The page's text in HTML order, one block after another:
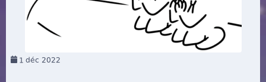
1 déc 2022